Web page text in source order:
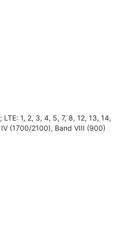
1, 2, 3, 4, 5, 7, 8, 12, 13, 14,
(1700/2100), Band VIII (900)